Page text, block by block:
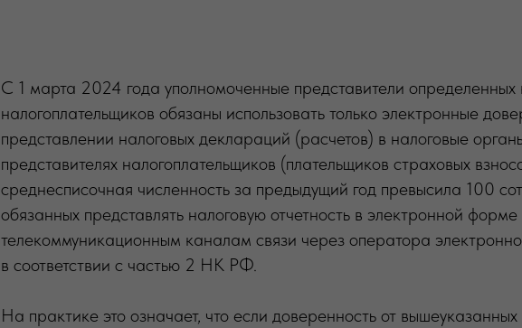
С 1 марта 2024 года уполномоченные представители определенных
налогоплательщиков обязаны использовать только электронные
представлении налоговых деклараций (расчетов) в налоговые
представителях налогоплательщиков (плательщиков страховых
среднесписочная численность за предыдущий год превысила 100
обязанных представлять налоговую отчетность в электронной форме
телекоммуникационным каналам связи через оператора
в соответствии с частью 2 НК РФ.
На практике это означает, что если доверенность от вышеуказанных